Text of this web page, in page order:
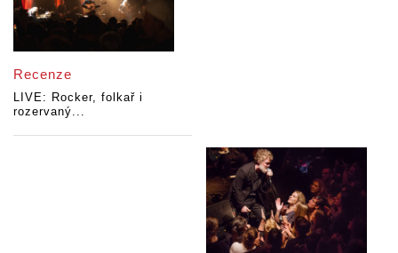
Recenze
LIVE: Rocker, folkař i
rozervaný...